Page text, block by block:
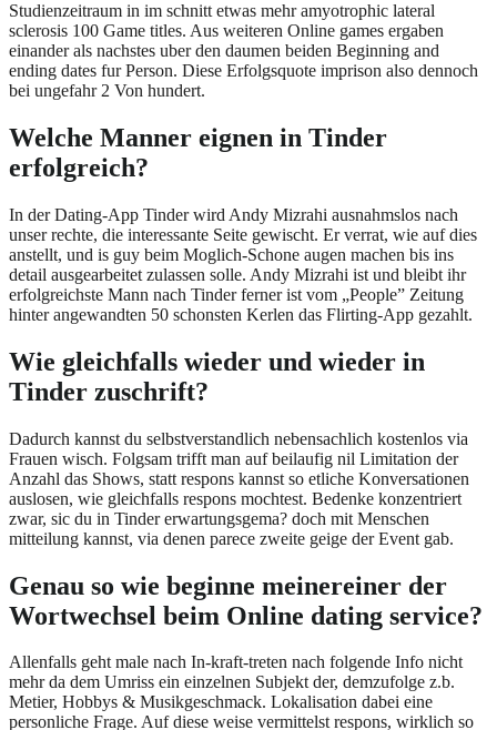
Studienzeitraum in im schnitt etwas mehr amyotrophic lateral
sclerosis 100 Game titles. Aus weiteren Online games ergaben
einander als nachstes uber den daumen beiden Beginning and
ending dates fur Person. Diese Erfolgsquote imprison also dennoch
bei ungefahr 2 Von hundert.
Welche Manner eignen in Tinder
erfolgreich?
In der Dating-App Tinder wird Andy Mizrahi ausnahmslos nach
unser rechte, die interessante Seite gewischt. Er verrat, wie auf dies
anstellt, und is guy beim Moglich-Schone augen machen bis ins
detail ausgearbeitet zulassen solle. Andy Mizrahi ist und bleibt ihr
erfolgreichste Mann nach Tinder ferner ist vom „People” Zeitung
hinter angewandten 50 schonsten Kerlen das Flirting-App gezahlt.
Wie gleichfalls wieder und wieder in
Tinder zuschrift?
Dadurch kannst du selbstverstandlich nebensachlich kostenlos via
Frauen wisch. Folgsam trifft man auf beilaufig nil Limitation der
Anzahl das Shows, statt respons kannst so etliche Konversationen
auslosen, wie gleichfalls respons mochtest. Bedenke konzentriert
zwar, sic du in Tinder erwartungsgema? doch mit Menschen
mitteilung kannst, via denen parece zweite geige der Event gab.
Genau so wie beginne meinereiner der
Wortwechsel beim Online dating service?
Allenfalls geht male nach In-kraft-treten nach folgende Info nicht
mehr da dem Umriss ein einzelnen Subjekt der, demzufolge z.b.
Metier, Hobbys & Musikgeschmack. Lokalisation dabei eine
personliche Frage. Auf diese weise vermittelst respons, wirklich so